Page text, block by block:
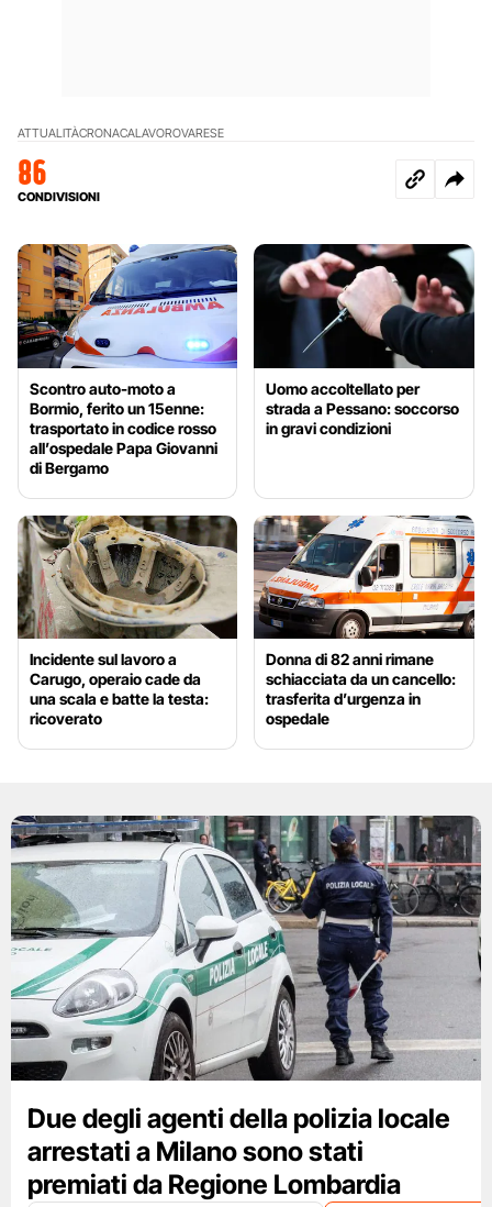
ATTUALITÀCRONACALAVOROVARESE
86
CONDIVISIONI
Scontro auto-moto a
Bormio, ferito un 15enne:
trasportato in codice rosso
all’ospedale Papa Giovanni
di Bergamo
Uomo accoltellato per
strada a Pessano: soccorso
in gravi condizioni
Incidente sul lavoro a
Carugo, operaio cade da
una scala e batte la testa:
ricoverato
Donna di 82 anni rimane
schiacciata da un cancello:
trasferita d’urgenza in
ospedale
Due degli agenti della polizia locale
arrestati a Milano sono stati
premiati da Regione Lombardia